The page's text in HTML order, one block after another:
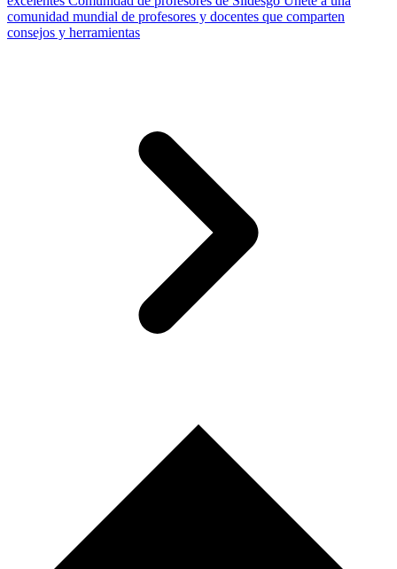
comunidad mundial de profesores y docentes que comparten
consejos y herramientas